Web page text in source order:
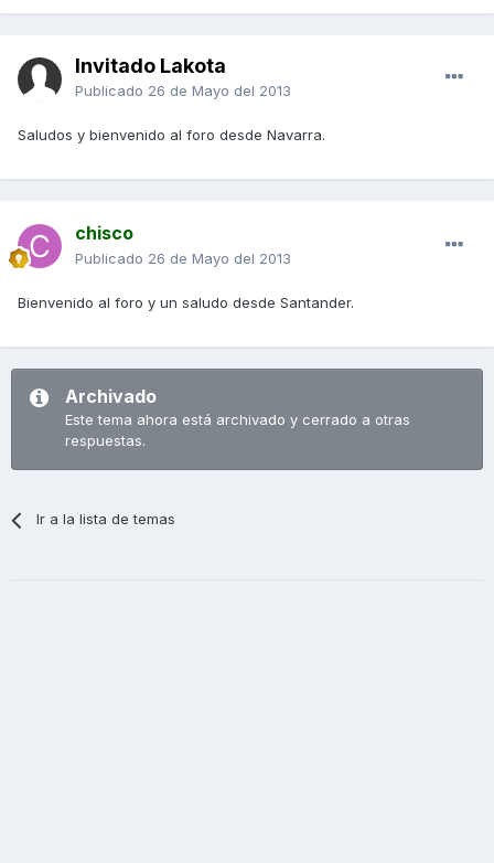
Invitado Lakota
Publicado 26 de Mayo del 2013
Saludos y bienvenido al foro desde Navarra.
chisco
Publicado 26 de Mayo del 2013
Bienvenido al foro y un saludo desde Santander.
Archivado
Este tema ahora está archivado y cerrado a otras
respuestas.
Ir a la lista de temas